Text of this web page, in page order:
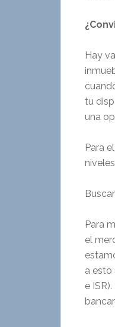
Hay
tu
una
Para
Para
el
a esto
e